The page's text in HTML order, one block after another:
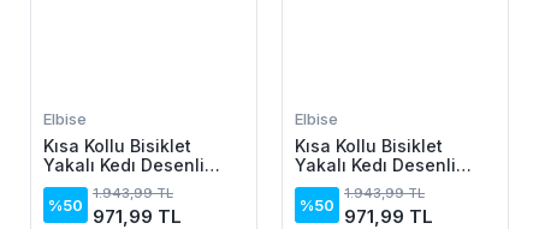
Elbise
Kısa Kollu Bisiklet
Yakalı Kedı Desenli
Midi Vıskon Elbise
%50
1.943,99 TL
971,99 TL
Elbise
Kısa Kollu Bisiklet
Yakalı Kedı Desenli
Midi Vıskon Elbise
%50
1.943,99 TL
971,99 TL